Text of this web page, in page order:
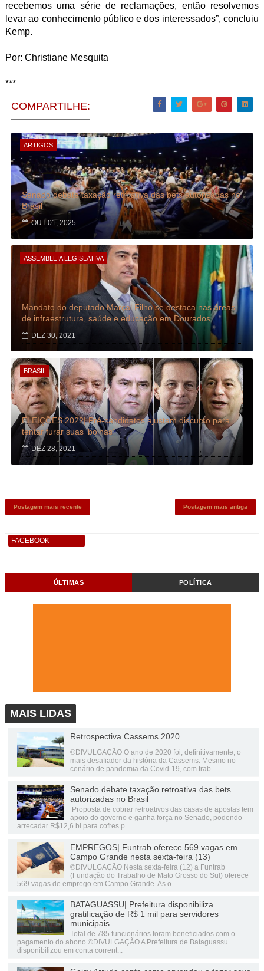
recebemos uma série de reclamações, então resolvemos
levar ao conhecimento público e dos interessados”, concluiu
Kemp.
Por: Christiane Mesquita
***
COMPARTILHE:
ARTIGOS
Senado debate taxação retroativa das bets autorizadas no
Brasil
OUT 01, 2025
ASSEMBLEIA LEGISLATIVA
Mandato do deputado Marçal Filho se destaca nas áreas
de infraestrutura, saúde e educação em Dourados
DEZ 30, 2021
BRASIL
ELEIÇÕES 2022| Pré-candidatos ajustam discurso para
tentar furar suas 'bolhas'
DEZ 28, 2021
Postagem mais recente Postagem mais antiga
FACEBOOK
ÚLTIMAS POLÍTICA
MAIS LIDAS
Retrospectiva Cassems 2020
©DIVULGAÇÃO O ano de 2020 foi, definitivamente, o
mais desafiador da história da Cassems. Mesmo no
cenário de pandemia da Covid-19, com trab...
Senado debate taxação retroativa das bets
autorizadas no Brasil
Proposta de cobrar retroativos das casas de apostas tem
apoio do governo e ganha força no Senado, podendo
arrecadar R$12,6 bi para cofres p...
EMPREGOS| Funtrab oferece 569 vagas em
Campo Grande nesta sexta-feira (13)
©DIVULGAÇÃO Nesta sexta-feira (12) a Funtrab
(Fundação do Trabalho de Mato Grosso do Sul) oferece
569 vagas de emprego em Campo Grande. As o...
BATAGUASSU| Prefeitura disponibiliza
gratificação de R$ 1 mil para servidores
municipais
Total de 785 funcionários foram beneficiados com o
pagamento do abono ©DIVULGAÇÃO A Prefeitura de Bataguassu
disponibilizou em conta corrent...